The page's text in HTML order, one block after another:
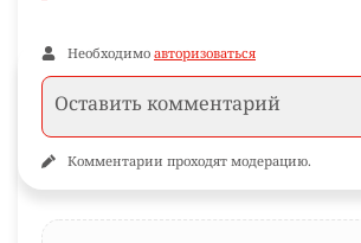
Необходимо авторизоваться
Комментарии проходят модерацию.